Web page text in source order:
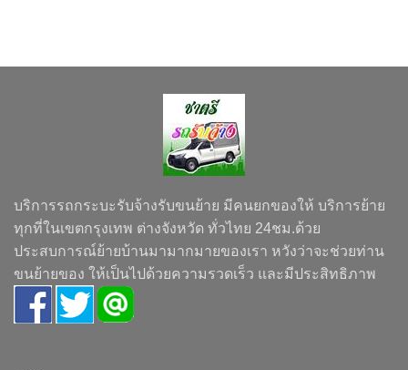
บริการรถกระบะรับจ้างรับขนย้าย มีคนยกของให้ บริการย้าย
ทุกที่ในเขตกรุงเทพ ต่างจังหวัด ทั่วไทย 24ชม.ด้วย
ประสบการณ์ย้ายบ้านมามากมายของเรา หวังว่าจะช่วยท่าน
ขนย้ายของ ให้เป็นไปด้วยความรวดเร็ว และมีประสิทธิภาพ